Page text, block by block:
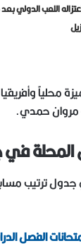
اللعب الدولي
محلياً
مروان حمدي.
المحلة
الفصل